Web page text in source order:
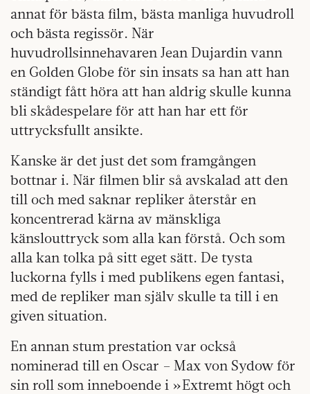
annat för bästa film, bästa manliga huvudroll
och bästa regissör. När
huvudrollsinnehavaren Jean Dujardin vann
en Golden Globe för sin insats sa han att han
ständigt fått höra att han aldrig skulle kunna
bli skådespelare för att han har ett för
uttrycksfullt ansikte.
Kanske är det just det som framgången
bottnar i. När filmen blir så avskalad att den
till och med saknar repliker återstår en
koncentrerad kärna av mänskliga
känslouttryck som alla kan förstå. Och som
alla kan tolka på sitt eget sätt. De tysta
luckorna fylls i med publikens egen fantasi,
med de repliker man själv skulle ta till i en
given situation.
En annan stum prestation var också
nominerad till en Oscar – Max von Sydow för
sin roll som inneboende i »Extremt högt och